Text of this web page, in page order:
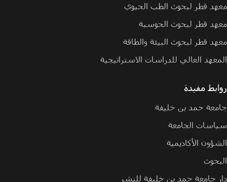
معهد قطر لبحوث الطب الحيوي
معهد قطر لبحوث الحوسبة
معهد قطر لبحوث البيئة والطاقة
المعهد العالي للدراسات الاستراتيجية
روابط مفيدة
جامعة حمد بن خليفة
سياسات الجامعة
الشؤون الأكاديمية
البحوث
دار جامعة حمد بن خليفة للنشر